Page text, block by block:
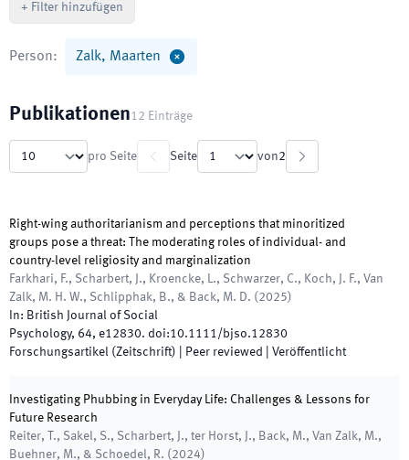
+ Filter hinzufügen
Person: Zalk, Maarten
Publikationen12 Einträge
pro Seite Seite von2
Right-wing authoritarianism and perceptions that minoritized
groups pose a threat: The moderating roles of individual- and
country-level religiosity and marginalization
Farkhari, F., Scharbert, J., Kroencke, L., Schwarzer, C., Koch, J. F., Van
Zalk, M. H. W., Schlipphak, B., & Back, M. D. ( 2025)
In: British Journal of Social
Psychology, 64, e12830. doi:10.1111/bjso.12830
Forschungsartikel (Zeitschrift) | Peer reviewed Veröffentlicht
Investigating Phubbing in Everyday Life: Challenges & Lessons for
Future Research
Reiter, T., Sakel, S., Scharbert, J., ter Horst, J., Back, M., Van Zalk, M.,
Buehner, M., & Schoedel, R. ( 2024)